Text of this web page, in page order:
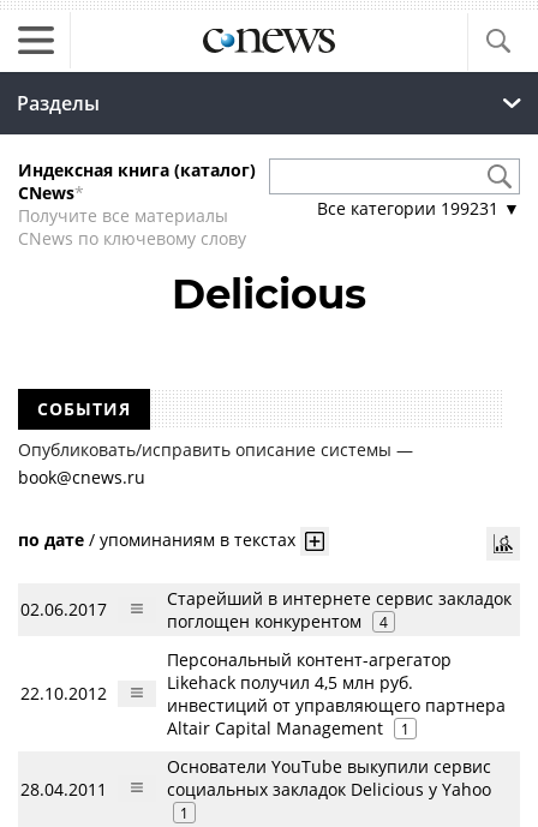
Разделы
Индексная книга (каталог)
CNews*
Получите все материалы
CNews по ключевому слову
Все категории 199231 ▼
Delicious
СОБЫТИЯ
Опубликовать/исправить описание системы —
book@cnews.ru
по дате / упоминаниям в текстах
02.06.2017
Старейший в интернете сервис закладок
поглощен конкурентом
4
22.10.2012
Персональный контент-агрегатор
Likehack получил 4,5 млн руб.
инвестиций от управляющего партнера
Altair Capital Management
1
28.04.2011
Основатели YouTube выкупили сервис
социальных закладок Delicious у Yahoo
1